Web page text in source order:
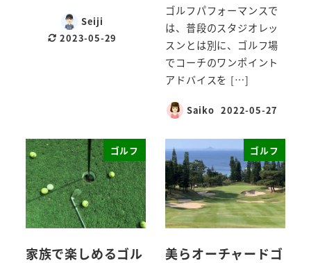
Seiji
2023-05-29
ゴルフパフォーマンスで
は、普段のスタジオレッ
スンとは別に、ゴルフ場
でコーチのワンポイント
アドバイスを […]
Saiko 2022-05-27
ゴルフ
家族で楽しめるゴル
ゴルフ
美らオーチャードゴ